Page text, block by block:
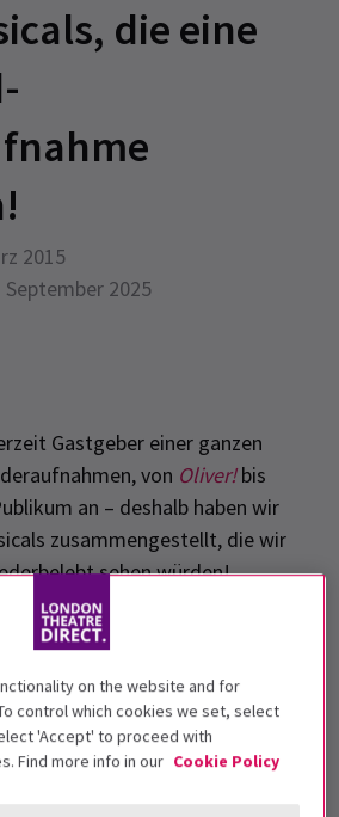
die eine
2015
2025
Gastgeber einer ganzen
von Oliver!bis
an – deshalb haben wir
zusammengestellt, die wir
sehen würden!
on the website and for
control which cookies we set, select
'Accept' to proceed with
Find more info in our Cookie Policy